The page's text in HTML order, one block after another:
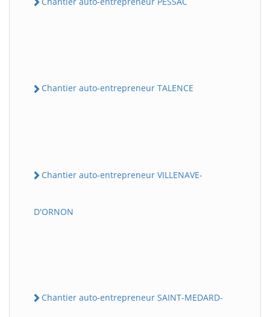
Chantier auto-entrepreneur TALENCE
Chantier auto-entrepreneur VILLENAVE-
D'ORNON
Chantier auto-entrepreneur SAINT-MEDARD-